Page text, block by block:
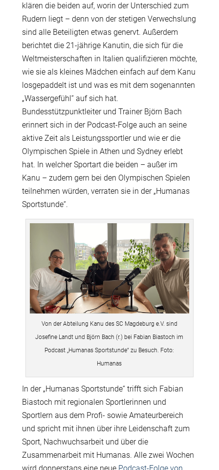
klären die beiden auf, worin der Unterschied zum
Rudern liegt – denn von der stetigen Verwechslung
sind alle Beteiligten etwas genervt. Außerdem
berichtet die 21-jährige Kanutin, die sich für die
Weltmeisterschaften in Italien qualifizieren möchte,
wie sie als kleines Mädchen einfach auf dem Kanu
losgepaddelt ist und was es mit dem sogenannten
„Wassergefühl“ auf sich hat.
Bundesstützpunktleiter und Trainer Björn Bach
erinnert sich in der Podcast-Folge auch an seine
aktive Zeit als Leistungssportler und wie er die
Olympischen Spiele in Athen und Sydney erlebt
hat. In welcher Sportart die beiden – außer im
Kanu – zudem gern bei den Olympischen Spielen
teilnehmen würden, verraten sie in der „Humanas
Sportstunde“.
Von der Abteilung Kanu des SC Magdeburg e.V. sind
Josefine Landt und Björn Bach (r.) bei Fabian Biastoch im
Podcast „Humanas Sportstunde“ zu Besuch. Foto:
Humanas
In der „Humanas Sportstunde“ trifft sich Fabian
Biastoch mit regionalen Sportlerinnen und
Sportlern aus dem Profi- sowie Amateurbereich
und spricht mit ihnen über ihre Leidenschaft zum
Sport, Nachwuchsarbeit und über die
Zusammenarbeit mit Humanas. Alle zwei Wochen